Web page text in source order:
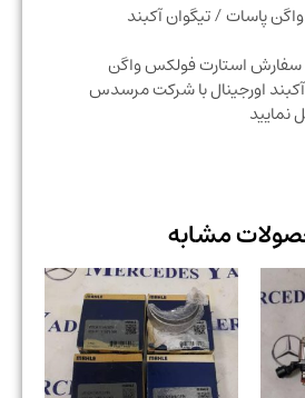
/ تیگوان آکبند
استارت فولکس واگن
اورجینال با شرکت مرسدس
مشابه